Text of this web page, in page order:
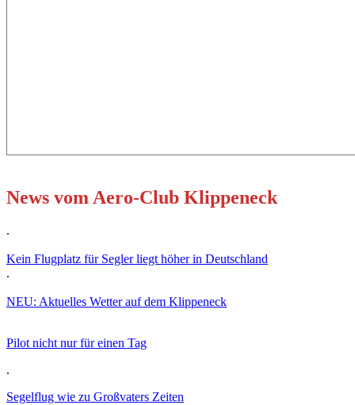
News vom Aero-Club Klippeneck
.
Kein Flugplatz für Segler liegt höher in Deutschland
.
NEU: Aktuelles Wetter auf dem Klippeneck
Pilot nicht nur für einen Tag
.
Segelflug wie zu Großvaters Zeiten